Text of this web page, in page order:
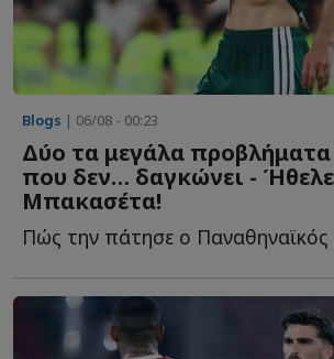
Blogs | 06/08 - 00:23
Δύο τα μεγάλα
που δεν… δαγκώνει - Ήθελε
Μπακασέτα!